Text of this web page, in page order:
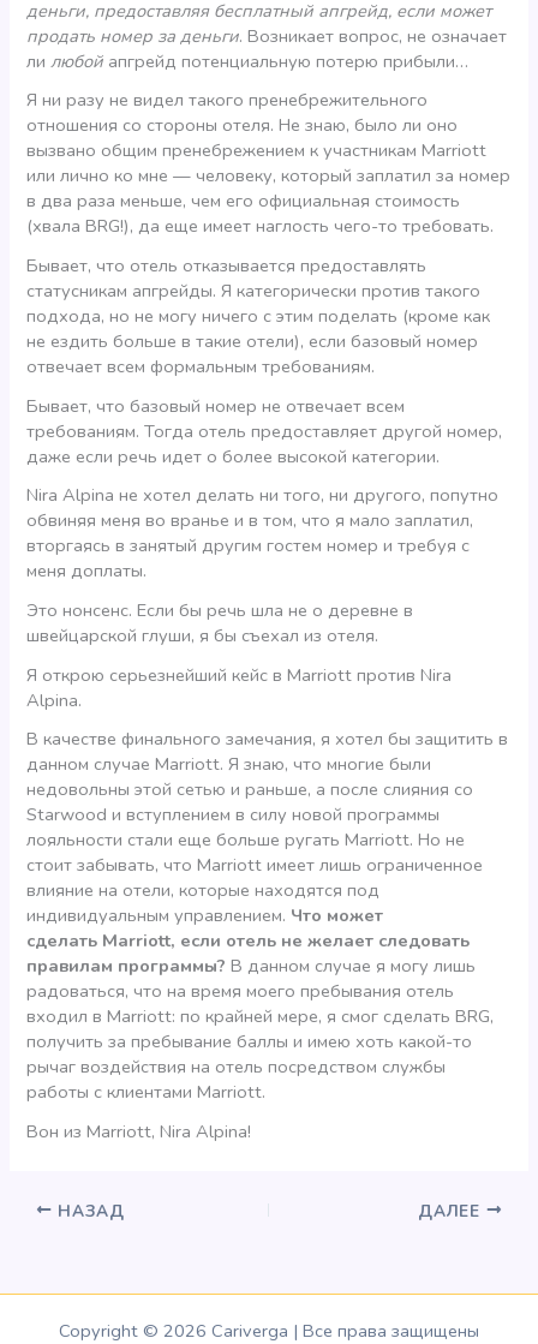
деньги, предоставляя бесплатный апгрейд, если может
продать номер за деньги. Возникает вопрос, не означает
лилюбой апгрейд потенциальную потерю прибыли…
Я ни разу не видел такого пренебрежительного
отношения со стороны отеля. Не знаю, было ли оно
вызвано общим пренебрежением к участникам Marriott
или лично ко мне — человеку, который заплатил за номер
в два раза меньше, чем его официальная стоимость
(хвала BRG!), да еще имеет наглость чего-то требовать.
Бывает, что отель отказывается предоставлять
статусникам апгрейды. Я категорически против такого
подхода, но не могу ничего с этим поделать (кроме как
не ездить больше в такие отели), если базовый номер
отвечает всем формальным требованиям.
Бывает, что базовый номер не отвечает всем
требованиям. Тогда отель предоставляет другой номер,
даже если речь идет о более высокой категории.
Nira Alpina не хотел делать ни того, ни другого, попутно
обвиняя меня во вранье и в том, что я мало заплатил,
вторгаясь в занятый другим гостем номер и требуя с
меня доплаты.
Это нонсенс. Если бы речь шла не о деревне в
швейцарской глуши, я бы съехал из отеля.
Я открою серьезнейший кейс в Marriott против Nira
Alpina.
В качестве финального замечания, я хотел бы защитить в
данном случае Marriott. Я знаю, что многие были
недовольны этой сетью и раньше, а после слияния со
Starwood и вступлением в силу новой программы
лояльности стали еще больше ругать Marriott. Но не
стоит забывать, что Marriott имеет лишь ограниченное
влияние на отели, которые находятся под
индивидуальным управлением. Что может
сделать Marriott, если отель не желает следовать
правилам программы? В данном случае я могу лишь
радоваться, что на время моего пребывания отель
входил в Marriott: по крайней мере, я смог сделать BRG,
получить за пребывание баллы и имею хоть какой-то
рычаг воздействия на отель посредством службы
работы с клиентами Marriott.
Вон из Marriott, Nira Alpina!
НАЗАД ДАЛЕЕ
Copyright © 2026 Cariverga | Все права защищены